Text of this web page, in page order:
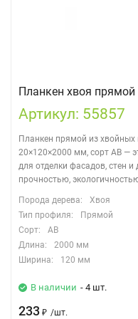
Планкен хвоя прямой
Артикул: 55857
Планкен прямой из
20×120×2000 мм, сорт АВ —
для отделки фасадов, стен и
прочностью,
Порода дерева:
Хвоя
Тип профиля:
Прямой
Сорт:
АВ
Длина:
2000 мм
Ширина:
120 мм
В наличии - 4 шт.
233 ₽ /шт.